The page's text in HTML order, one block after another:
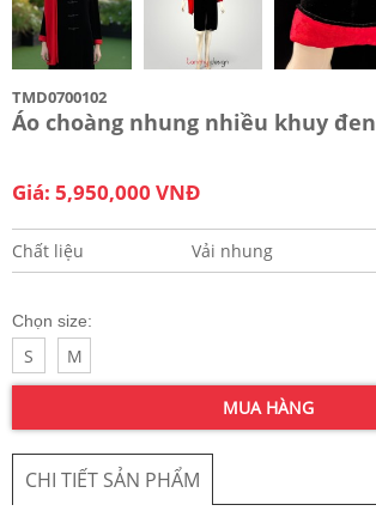
TMD0700102
Áo choàng nhung nhiều khuy đen
Giá: 5,950,000 VNĐ
Chất liệu Vải nhung
Chọn size:
S M
MUA HÀNG
CHI TIẾT SẢN PHẨM